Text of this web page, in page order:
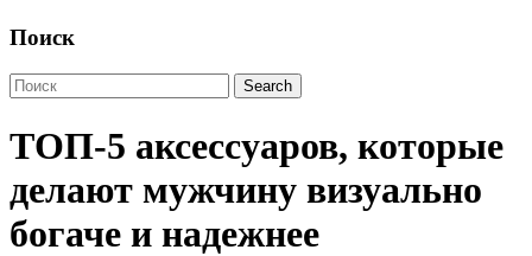
Поиск
ТОП-5 аксессуаров, которые
делают мужчину визуально
богаче и надежнее